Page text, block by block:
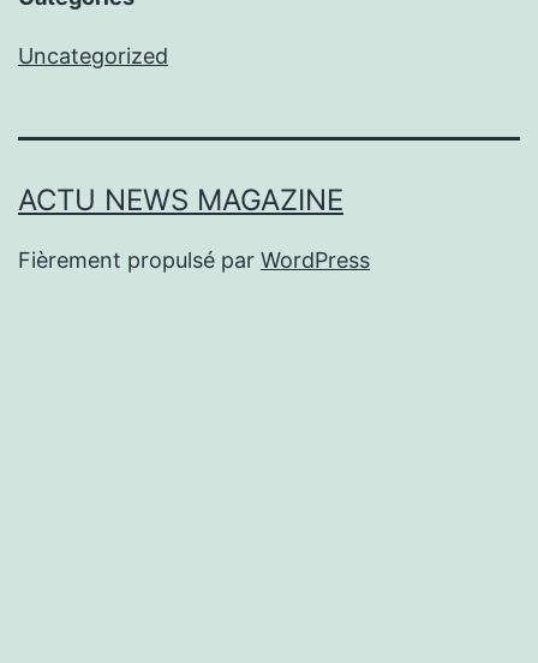
Uncategorized
ACTU NEWS MAGAZINE
Fièrement propulsé par WordPress